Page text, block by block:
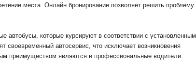
места. Онлайн бронирование позволяет решить проблему
автобусы, которые курсируют в соответствии с установленным
своевременный автосервис, что исключает возникновения
преимуществом являются и профессиональные водители.